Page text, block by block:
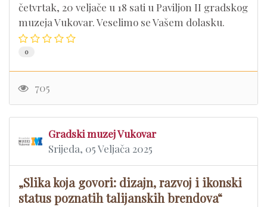
četvrtak, 20 veljače u 18 sati u Paviljon II gradskog
muzeja Vukovar. Veselimo se Vašem dolasku.
0
705
Gradski muzej Vukovar
Srijeda, 05 Veljača 2025
„Slika koja govori: dizajn, razvoj i ikonski
status poznatih talijanskih brendova“